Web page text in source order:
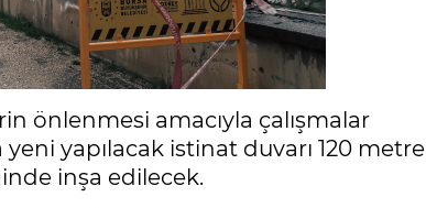
önlenmesi amacıyla çalışmalar
yapılacak istinat duvarı 120 metre
inşa edilecek.